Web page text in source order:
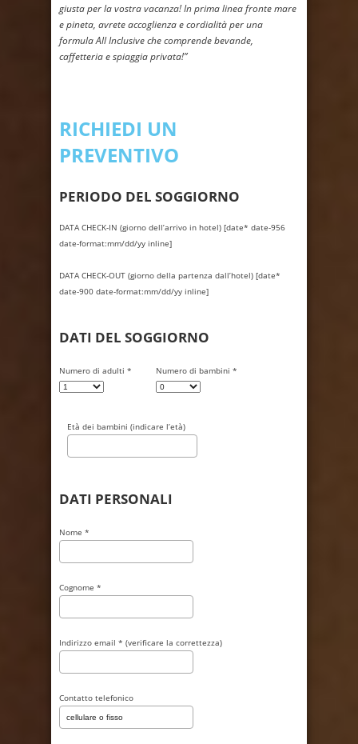
giusta per la vostra vacanza! In prima linea fronte mare
e pineta, avrete accoglienza e cordialità per una
formula All Inclusive che comprende bevande,
caffetteria e spiaggia privata!”
RICHIEDI UN
PREVENTIVO
PERIODO DEL SOGGIORNO
DATA CHECK-IN (giorno dell’arrivo in hotel) [date* date-956
date-format:mm/dd/yy inline]
DATA CHECK-OUT (giorno della partenza dall’hotel) [date*
date-900 date-format:mm/dd/yy inline]
DATI DEL SOGGIORNO
Numero di adulti * Numero di bambini *
Età dei bambini (indicare l’età)
DATI PERSONALI
Nome *
Cognome *
Indirizzo email * (verificare la correttezza)
Contatto telefonico